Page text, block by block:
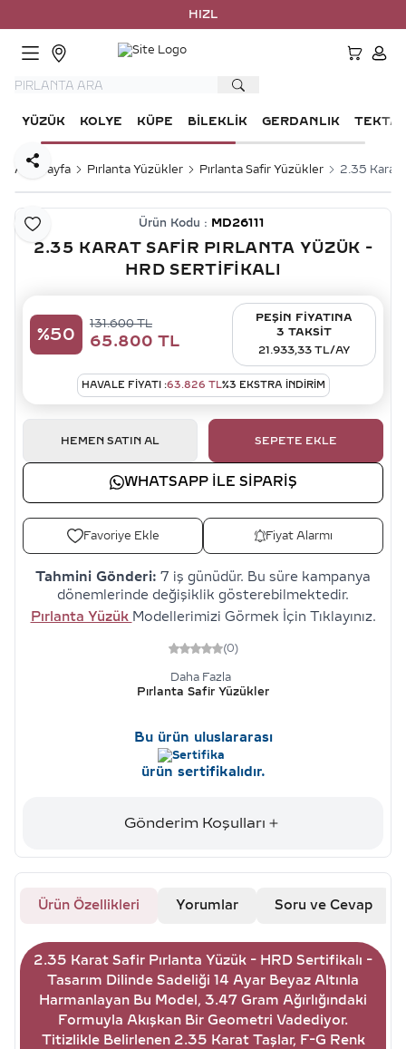
HIZLI KA
YÜZÜK KOLYE KÜPE BILEKLIK GERDANLIK TEKTAŞ
Ana Sayfa Pırlanta Yüzükler Pırlanta Safir Yüzükler 2.35 Karat
Favoriye Ekle
Paylaş
Ürün Kodu : MD26111
2.35 KARAT SAFIR PIRLANTA YÜZÜK -
HRD SERTIFIKALI
%50
131.600TL
65.800 TL
PEŞİN FİYATINA
3 TAKSİT
21.933,33 TL/AY
HAVALE FIYATI :63.826 TL%3 EKSTRA İNDİRİM
HEMEN SATIN AL SEPETE EKLE
WHATSAPP ILE SIPARIŞ
Favoriye Ekle Fiyat Alarmı
Tahmini Gönderi: 7 iş günüdür. Bu süre kampanya
dönemlerinde değişiklik gösterebilmektedir.
Pırlanta Yüzük Modellerimizi Görmek İçin Tıklayınız.
(0)
Daha Fazla
Pırlanta Safir Yüzükler
Bu ürün uluslararası
ürün sertifikalıdır.
Gönderim Koşulları
Ürün Özellikleri Yorumlar Soru ve Cevap
2.35 Karat Safir Pırlanta Yüzük - HRD Sertifikalı -
Tasarım Dilinde Sadeliği 14 Ayar Beyaz Altınla
Harmanlayan Bu Model, 3.47 Gram Ağırlığındaki
Formuyla Akışkan Bir Geometri Vadediyor.
Titizlikle Belirlenen 2.35 Karat Taşlar, F-G Renk